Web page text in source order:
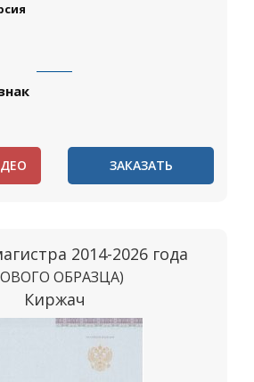
ЗАКАЗАТЬ
2014-2026 года
ОБРАЗЦА)
Киржач